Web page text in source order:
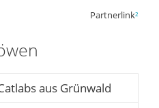
Partnerlink²
aus Grünwald